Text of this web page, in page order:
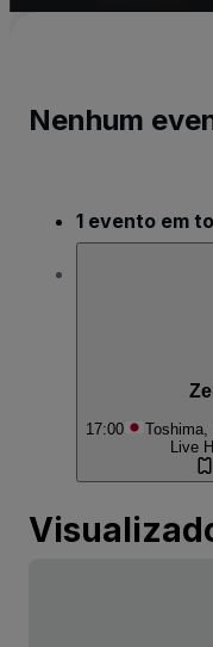
Nenhum
1 evento em
17:00 Toshima,
Live